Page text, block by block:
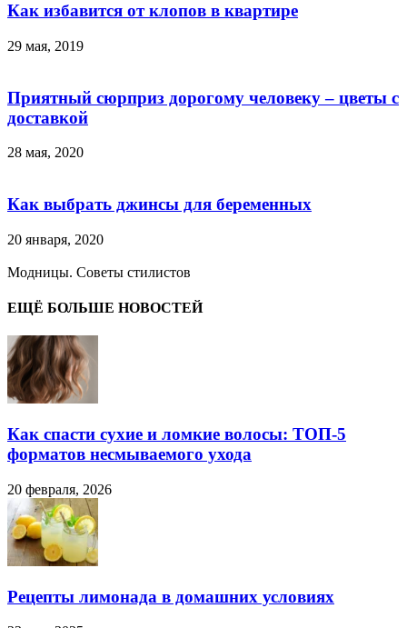
Как избавится от клопов в квартире
29 мая, 2019
Приятный сюрприз дорогому человеку – цветы с
доставкой
28 мая, 2020
Как выбрать джинсы для беременных
20 января, 2020
Модницы. Советы стилистов
ЕЩЁ БОЛЬШЕ НОВОСТЕЙ
Как спасти сухие и ломкие волосы: ТОП-5
форматов несмываемого ухода
20 февраля, 2026
Рецепты лимонада в домашних условиях